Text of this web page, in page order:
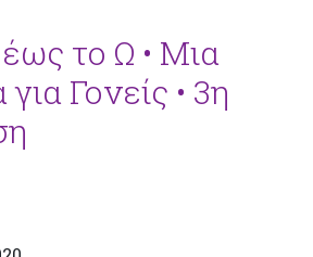
το Ω • Μια
Γονείς • 3η